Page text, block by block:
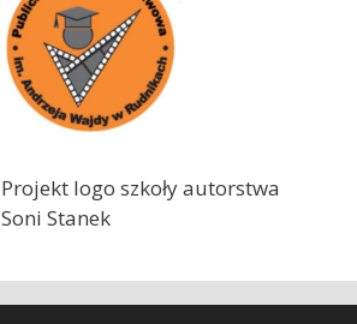
Projekt logo szkoły autorstwa
Soni Stanek